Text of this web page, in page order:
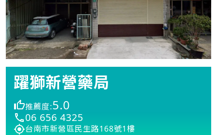
躍獅新營藥局
推薦度:5.0
06 656 4325
台南市新營區民生路168號1樓